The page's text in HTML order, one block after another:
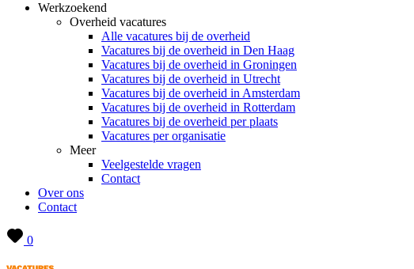
Werkzoekend
Overheid vacatures
Alle vacatures bij de overheid
Vacatures bij de overheid in Den Haag
Vacatures bij de overheid in Groningen
Vacatures bij de overheid in Utrecht
Vacatures bij de overheid in Amsterdam
Vacatures bij de overheid in Rotterdam
Vacatures bij de overheid per plaats
Vacatures per organisatie
Meer
Veelgestelde vragen
Contact
Over ons
Contact
0